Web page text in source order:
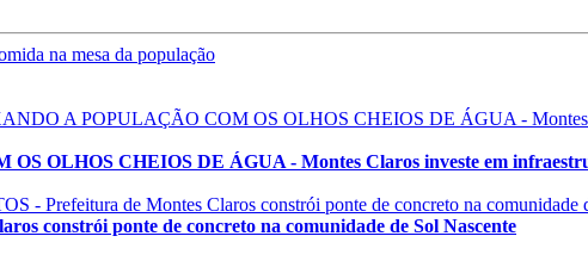
OLHOS CHEIOS DE ÁGUA - Montes Claros investe em
constrói ponte de concreto na comunidade de Sol Nascente